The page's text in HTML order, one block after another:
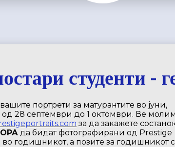
студенти -
портрети за матурантите во јуни,
28 септември до 1 октомври. Ве
за да закажете
да бидат фотографирани од Prestige
годишникот, а позите за годишникот